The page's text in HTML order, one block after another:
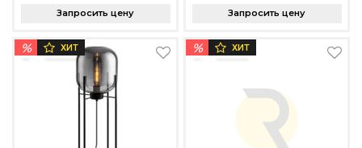
Запросить цену Запросить цену
% ХИТ % ХИТ